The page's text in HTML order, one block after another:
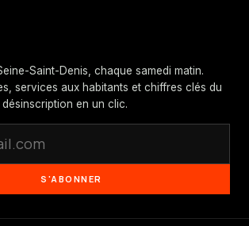
Saint-Denis, chaque samedi matin.
services aux habitants et chiffres clés du
en un clic.
S'ABONNER